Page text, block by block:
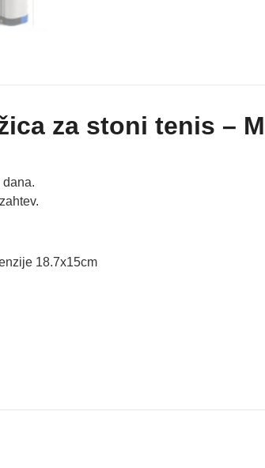
za stoni tenis –
dana.
18.7x15cm